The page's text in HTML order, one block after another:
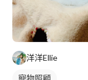
洋洋Ellie
寵物照顧